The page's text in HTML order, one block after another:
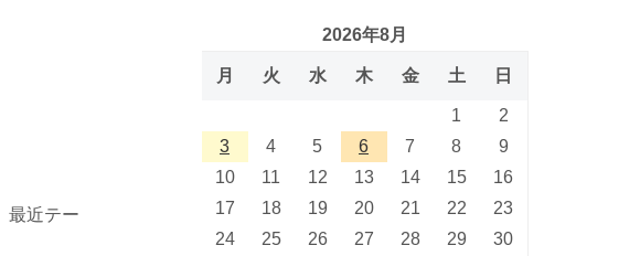
最近テー
2026年8月
月 火 水 木 金 土 日
1
2
3
4 5 6 7 8
9
10
11 12 13 14 15
16
17
18 19 20 21 22
23
24
25 26 27 28 29
30